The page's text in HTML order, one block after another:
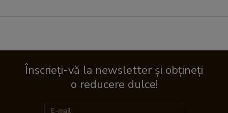
Înscrieți-vă la newsletter și obțineți
o reducere dulce!